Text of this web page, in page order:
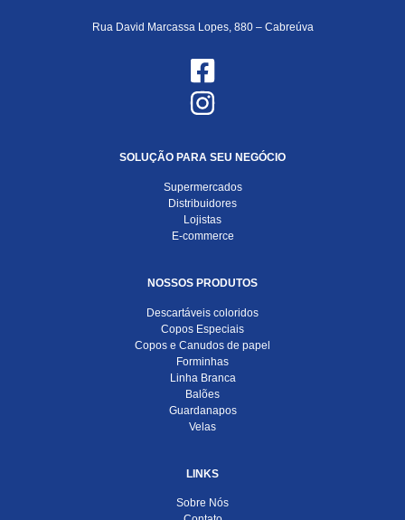
Rua David Marcassa Lopes, 880 – Cabreúva
SOLUÇÃO PARA SEU NEGÓCIO
Supermercados
Distribuidores
Lojistas
E-commerce
NOSSOS PRODUTOS
Descartáveis coloridos
Copos Especiais
Copos e Canudos de papel
Forminhas
Linha Branca
Balões
Guardanapos
Velas
LINKS
Sobre Nós